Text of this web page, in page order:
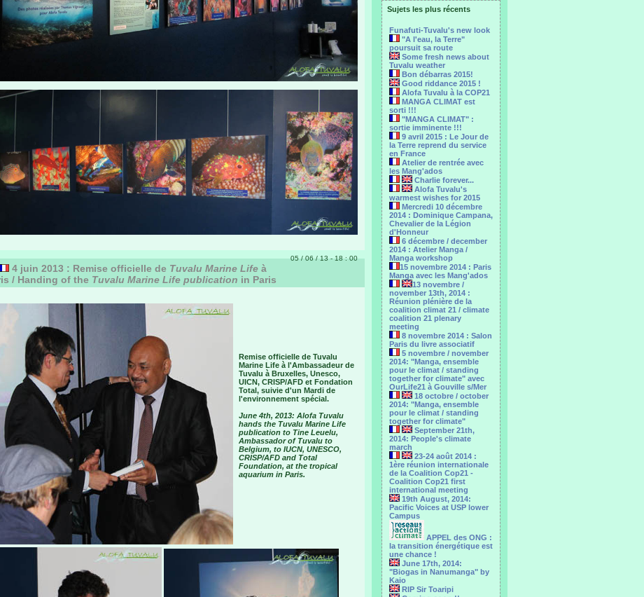
Sujets les plus récents
Funafuti-Tuvalu's new look
"A l'eau, la Terre"
poursuit sa route
Some fresh news about
Tuvalu weather
Bon débarras 2015!
Good riddance 2015 !
Alofa Tuvalu à la COP21
MANGA CLIMAT est
sorti !!!
"MANGA CLIMAT" :
sortie imminente !!!
9 avril 2015 : Le Jour de
la Terre reprend du service
en France
Atelier de rentrée avec
les Mang'ados
Charlie forever...
Alofa Tuvalu's
warmest wishes for 2015
Mercredi 10 décembre
2014 : Dominique Campana,
Chevalier de la Légion
d'Honneur
6 décembre / december
2014 : Atelier Manga /
Manga workshop
15 novembre 2014 : Paris
Manga avec les Mang'ados
13 novembre /
november 13th, 2014 :
Réunion plénière de la
coalition climat 21 / climate
coalition 21 plenary
meeting
8 novembre 2014 : Salon
Paris du livre associatif
5 novembre / november
2014: "Manga, ensemble
pour le climat / standing
together for climate" avec
OurLife21 à Gouville s/Mer
18 octobre / october
2014: "Manga, ensemble
pour le ‎climat / standing
together for climate"
September 21th,
2014: People's climate
march
23-24 août 2014 :
1ère réunion internationale
de la Coalition Cop21 -
Coalition Cop21 first
international meeting
19th August, 2014:
Pacific Voices at USP lower
Campus
APPEL des ONG :
la transition énergétique est
une chance !
June 17th, 2014:
"Biogas in Nanumanga" by
Kaio
RIP Sir Toaripi
05 / 06 / 13 - 18 : 00
4 juin 2013 : Remise officielle de Tuvalu Marine Life à
/ Handing of the Tuvalu Marine Life publication in Paris
Remise officielle de Tuvalu
Marine Life à l'Ambassadeur de
Tuvalu à Bruxelles, Unesco,
UICN, CRISP/AFD et Fondation
Total, suivie d'un Mardi de
l'environnement spécial.
June 4th, 2013: Alofa Tuvalu
hands the Tuvalu Marine Life
publication to Tine Leuelu,
Ambassador of Tuvalu to
Belgium, to IUCN, UNESCO,
CRISP/AFD and Total
Foundation, at the tropical
aquarium in Paris.